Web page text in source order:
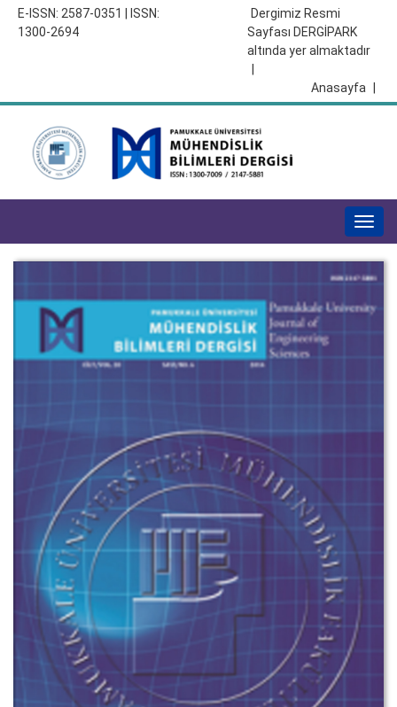
E-ISSN: 2587-0351 | ISSN:
1300-2694
Dergimiz Resmi
Sayfası DERGİPARK
altında yer almaktadır
Anasayfa